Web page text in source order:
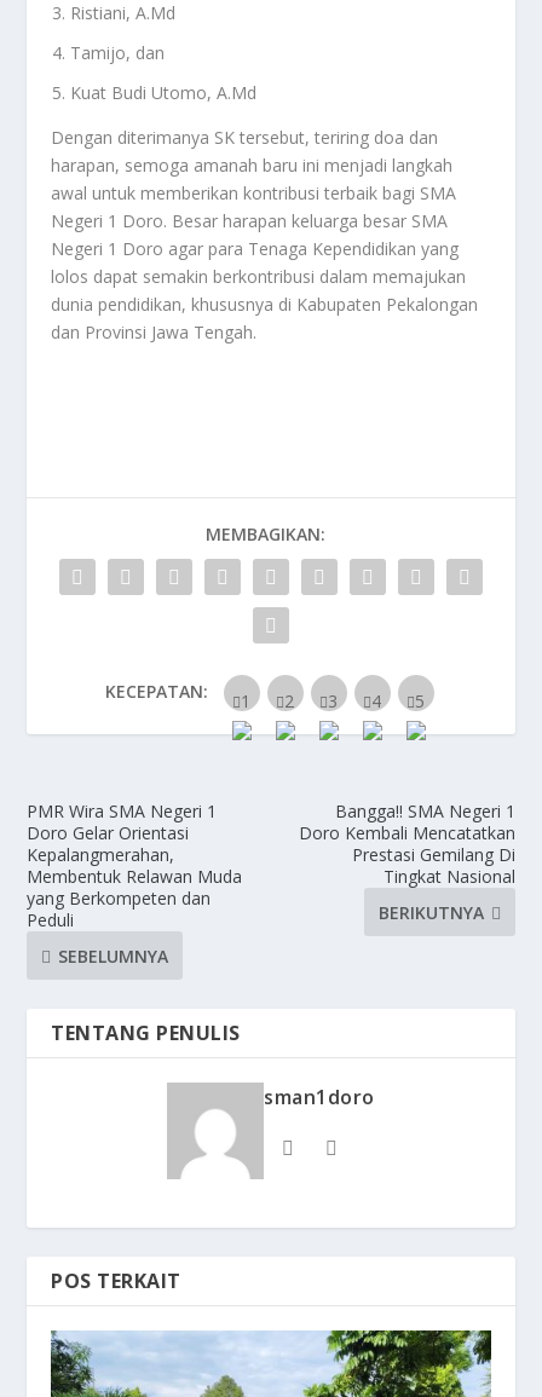
Ristiani, A.Md
Tamijo, dan
Kuat Budi Utomo, A.Md
Dengan diterimanya SK tersebut, teriring doa dan
harapan, semoga amanah baru ini menjadi langkah
awal untuk memberikan kontribusi terbaik bagi SMA
Negeri 1 Doro. Besar harapan keluarga besar SMA
Negeri 1 Doro agar para Tenaga Kependidikan yang
lolos dapat semakin berkontribusi dalam memajukan
dunia pendidikan, khususnya di Kabupaten Pekalongan
dan Provinsi Jawa Tengah.
MEMBAGIKAN:
KECEPATAN:
PMR Wira SMA Negeri 1
Doro Gelar Orientasi
Kepalangmerahan,
Membentuk Relawan Muda
yang Berkompeten dan
Peduli
SEBELUMNYA
Bangga!! SMA Negeri 1
Doro Kembali Mencatatkan
Prestasi Gemilang Di
Tingkat Nasional
BERIKUTNYA
TENTANG PENULIS
sman1doro
POS TERKAIT